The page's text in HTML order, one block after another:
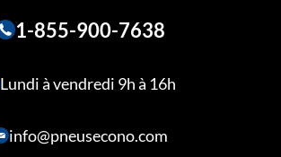
1-855-900-7638
Lundi à vendredi 9h à 16h
info@pneusecono.com